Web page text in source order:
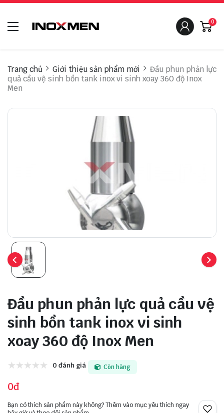
0
Trang chủ Giới thiệu sản phẩm mới
Đầu phun phản lực
quả cầu vệ sinh bồn tank inox vi sinh xoay 360 độ Inox
Men
Đầu phun phản lực quả cầu vệ
sinh bồn tank inox vi sinh
xoay 360 độ Inox Men
0 đánh giá Còn hàng
0đ
Bạn có thích sản phẩm này không? Thêm vào mục yêu thích ngay